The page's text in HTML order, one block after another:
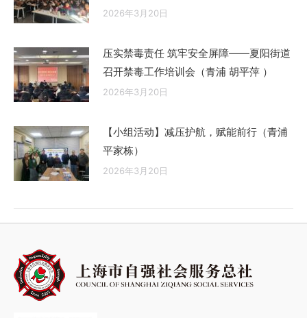
2026年3月20日
压实禁毒责任 筑牢安全屏障——夏阳街道
召开禁毒工作培训会（青浦 胡平萍 ）
2026年3月20日
【小组活动】减压护航，赋能前行（青浦
平家栋）
2026年3月20日